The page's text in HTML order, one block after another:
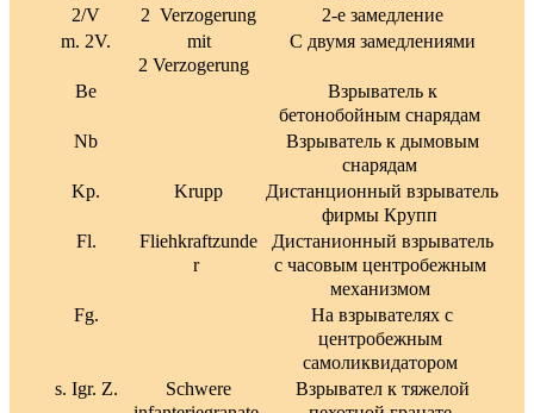
2/V
2 Verzogerung
2-е замедление
m. 2V.
mit
2 Verzogerung
С двумя замедлениями
Be
Взрыватель к
бетонобойным снарядам
Nb
Взрыватель к дымовым
снарядам
Kp.
Krupp
Дистанционный взрыватель
фирмы Крупп
Fl.
Fliehkraftzunde
r
Дистанионный взрыватель
с часовым центробежным
механизмом
Fg.
На взрывателях с
центробежным
самоликвидатором
s. Igr. Z.
Schwere
Взрывател к тяжелой